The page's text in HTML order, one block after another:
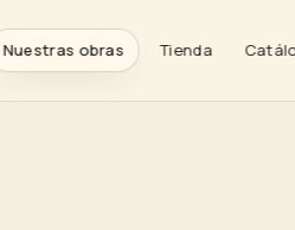
Nuestras obras Tienda